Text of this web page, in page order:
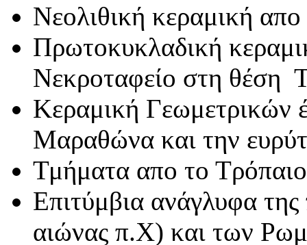
Νεολιθική κεραμική
Πρωτοκυκλαδική
Νεκροταφείο στη
Κεραμική Γεωμετρικών
Μαραθώνα και την
Τμήματα απο το
Επιτύμβια ανάγλυφα
αιώνας π.Χ) και των